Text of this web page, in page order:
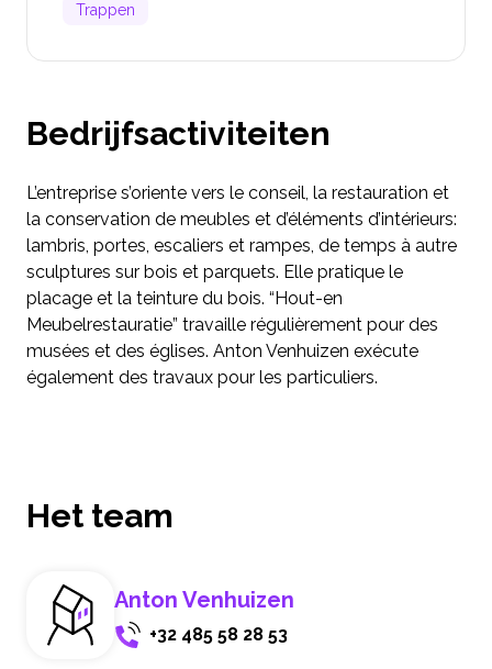
Trappen
Bedrijfsactiviteiten
L’entreprise s’oriente vers le conseil, la restauration et
la conservation de meubles et d’éléments d’intérieurs:
lambris, portes, escaliers et rampes, de temps à autre
sculptures sur bois et parquets. Elle pratique le
placage et la teinture du bois. “Hout-en
Meubelrestauratie” travaille régulièrement pour des
musées et des églises. Anton Venhuizen exécute
également des travaux pour les particuliers.
Het team
Anton Venhuizen
+32 485 58 28 53